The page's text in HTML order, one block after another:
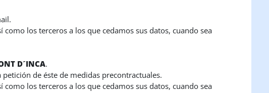
los terceros a los que cedamos sus datos, cuando sea
D´INCA.
de éste de medidas precontractuales.
los terceros a los que cedamos sus datos, cuando sea